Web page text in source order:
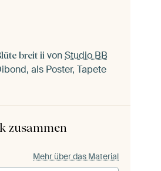
breit ii vonStudio BB
als Poster, Tapete
zusammen
Mehr über das Material